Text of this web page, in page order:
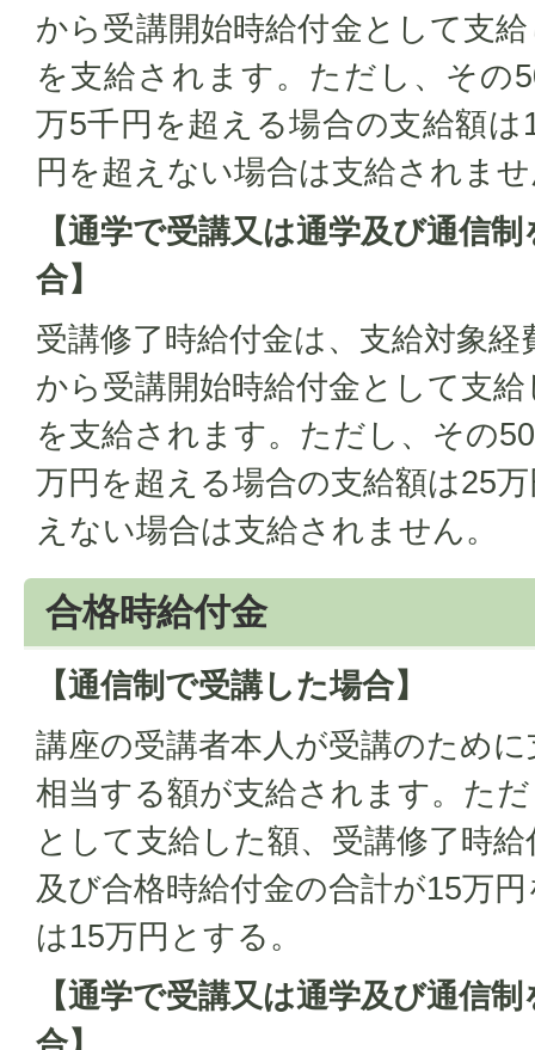
から受講開始時給付金として支
を支給されます。ただし、その
万5千円を超える場合の支給額
円を超えない場合は支給されま
【通学で受講又は通学及び通信
合】
受講修了時給付金は、支給対象
から受講開始時給付金として支
を支給されます。ただし、その
万円を超える場合の支給額は25
えない場合は支給されません。
合格時給付金
【通信制で受講した場合】
講座の受講者本人が受講のため
相当する額が支給されます。た
として支給した額、受講修了時
及び合格時給付金の合計が15万
は15万円とする。
【通学で受講又は通学及び通信